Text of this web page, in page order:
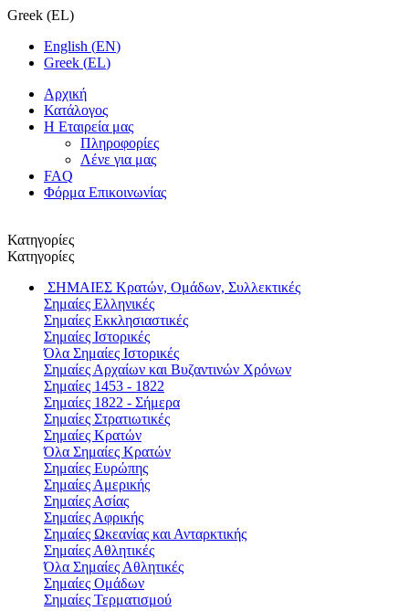
Greek (EL)
English (EN)
Greek (EL)
Αρχική
Κατάλογος
Η Εταιρεία μας
Πληροφορίες
Λένε για μας
FAQ
Φόρμα Επικοινωνίας
Κατηγορίες
Κατηγορίες
ΣΗΜΑΙΕΣ Κρατών, Ομάδων, Συλλεκτικές
Σημαίες Ελληνικές
Σημαίες Εκκλησιαστικές
Σημαίες Ιστορικές
Όλα Σημαίες Ιστορικές
Σημαίες Αρχαίων και Βυζαντινών Χρόνων
Σημαίες 1453 - 1822
Σημαίες 1822 - Σήμερα
Σημαίες Στρατιωτικές
Σημαίες Κρατών
Όλα Σημαίες Κρατών
Σημαίες Ευρώπης
Σημαίες Αμερικής
Σημαίες Ασίας
Σημαίες Αφρικής
Σημαίες Ωκεανίας και Ανταρκτικής
Σημαίες Αθλητικές
Όλα Σημαίες Αθλητικές
Σημαίες Ομάδων
Σημαίες Τερματισμού